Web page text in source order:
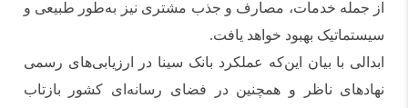
از جمله خدمات، مصارف و جذب مشتری نیز به‌طور طبیعی و
سیستماتیک بهبود خواهد یافت.
ابدالی با بیان این‌که عملکرد بانک سینا در ارزیابی‌های رسمی
نهادهای ناظر و همچنین در فضای رسانه‌ای کشور بازتاب